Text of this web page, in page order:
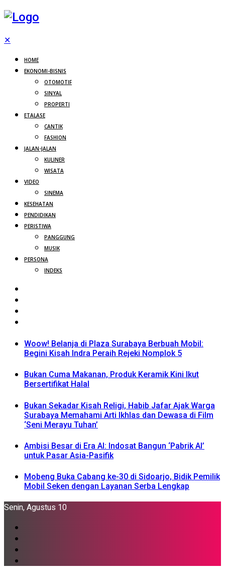
✕
HOME
EKONOMI-BISNIS
OTOMOTIF
SINYAL
PROPERTI
ETALASE
CANTIK
FASHION
JALAN-JALAN
KULINER
WISATA
VIDEO
SINEMA
KESEHATAN
PENDIDIKAN
PERISTIWA
PANGGUNG
MUSIK
PERSONA
INDEKS
Woow! Belanja di Plaza Surabaya Berbuah Mobil:
Begini Kisah Indra Peraih Rejeki Nomplok 5
Bukan Cuma Makanan, Produk Keramik Kini Ikut
Bersertifikat Halal
Bukan Sekadar Kisah Religi, Habib Jafar Ajak Warga
Surabaya Memahami Arti Ikhlas dan Dewasa di Film
‘Seni Merayu Tuhan’
Ambisi Besar di Era AI: Indosat Bangun ‘Pabrik AI’
untuk Pasar Asia-Pasifik
Mobeng Buka Cabang ke-30 di Sidoarjo, Bidik Pemilik
Mobil Seken dengan Layanan Serba Lengkap
Senin, Agustus 10